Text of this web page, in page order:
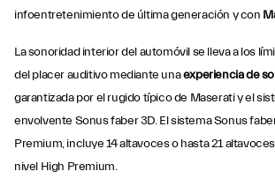
infoentretenimiento de última generación y con
La sonoridad interior del automóvil se lleva a los
del placer auditivo mediante unaexperiencia de
garantizada por el rugido típico de Maserati y el
envolvente Sonus faber 3D. El sistema Sonus
Premium, incluye 14 altavoces o hasta 21
nivel High Premium.